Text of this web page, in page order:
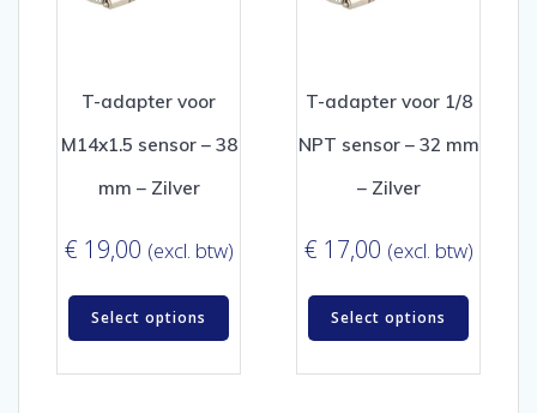
T-adapter voor
M14x1.5 sensor – 38
mm – Zilver
€ 19,00 (excl. btw)
Select options
T-adapter voor 1/8
NPT sensor – 32 mm
– Zilver
€ 17,00 (excl. btw)
Select options